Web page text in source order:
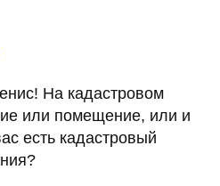
На кадастровом
или помещение, или и
есть кадастровый